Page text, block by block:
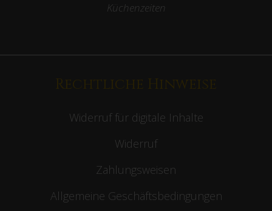
Küchenzeiten
Rechtliche Hinweise
Widerruf für digitale Inhalte
Widerruf
Zahlungsweisen
Allgemeine Geschäftsbedingungen